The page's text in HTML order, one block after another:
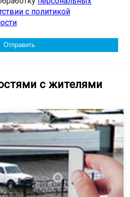
с политикой
с жителями